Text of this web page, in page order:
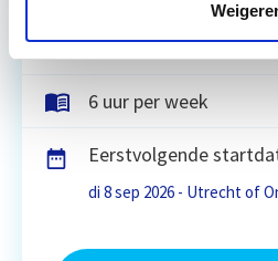
7 lesdagen lesdag(en)
6 uur per week
Eerstvolgende
di 8 sep 2026 - Utrecht of